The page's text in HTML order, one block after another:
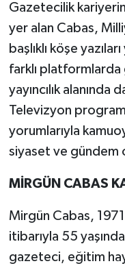
Gazetecilik
yer alan Cabas,
başlıklı köşe
farklı
yayıncılık
Televizyon
yorumlarıyla
siyaset ve gündem
MİRGÜN CABAS
Mirgün Cabas,
itibarıyla 55
gazeteci, eğitim